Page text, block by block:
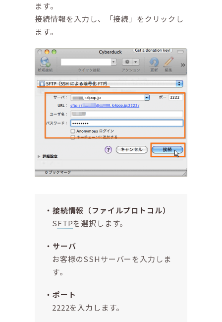
ます。
接続情報を入力し、「接続」をクリックし
ます。
接続情報（ファイルプロトコル）
SFTPを選択します。
サーバ
お客様のSSHサーバーを入力しま
す。
ポート
2222を入力します。